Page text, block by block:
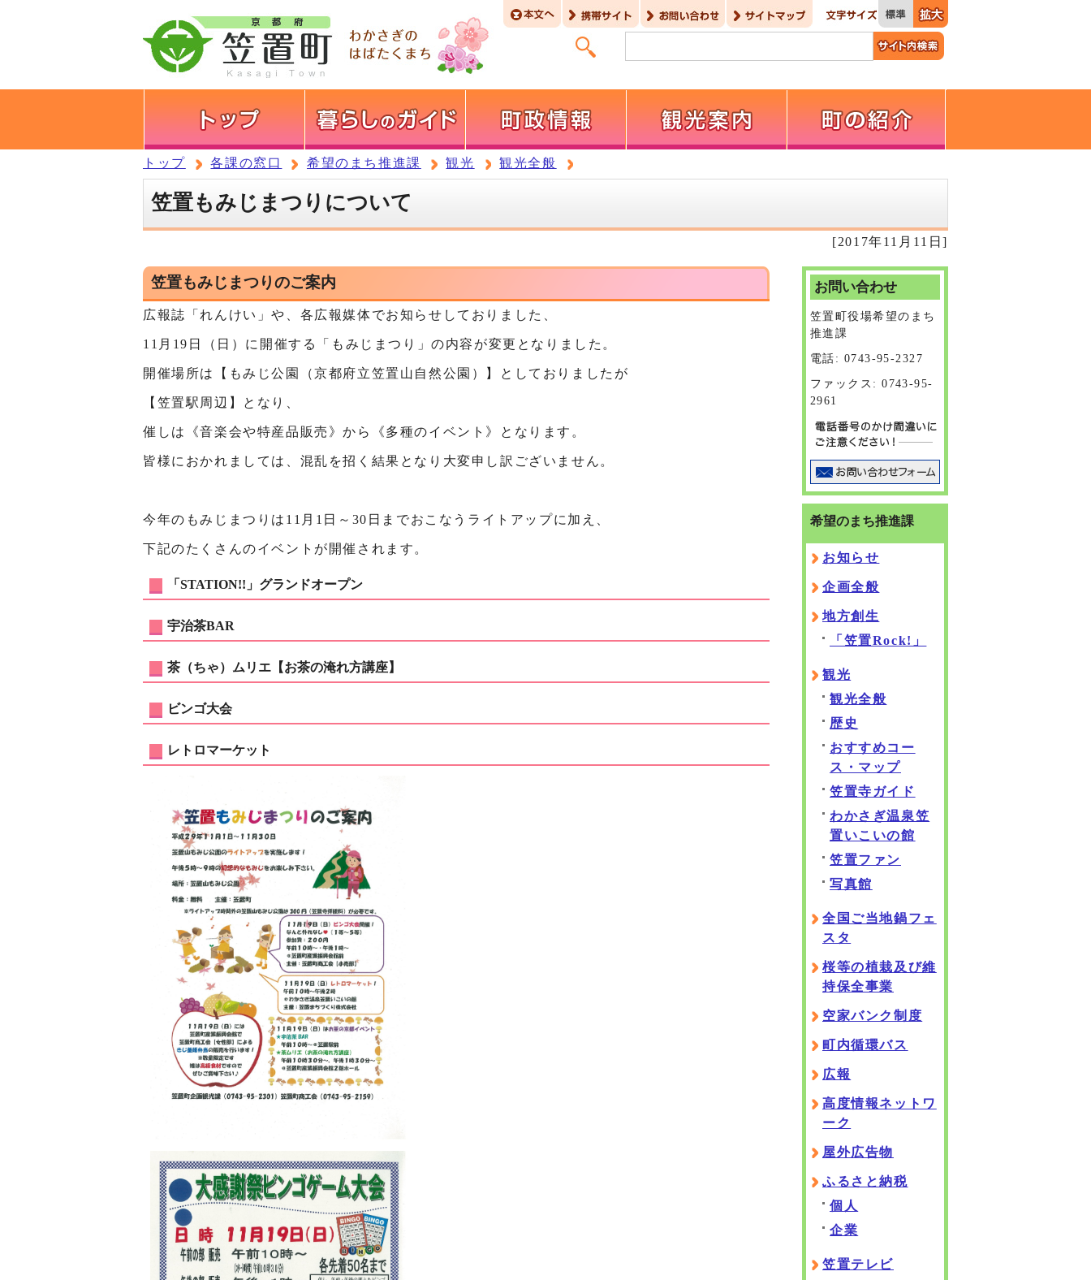
トップ 各課の窓口 希望のまち推進課 観光 観光全般
笠置もみじまつりについて
[2017年11月11日]
笠置もみじまつりのご案内
広報誌「れんけい」や、各広報媒体でお知らせしておりました、
11月19日（日）に開催する「もみじまつり」の内容が変更となりました。
開催場所は【もみじ公園（京都府立笠置山自然公園）】としておりましたが
【笠置駅周辺】となり、
催しは《音楽会や特産品販売》から《多種のイベント》となります。
皆様におかれましては、混乱を招く結果となり大変申し訳ございません。
今年のもみじまつりは11月1日～30日までおこなうライトアップに加え、
下記のたくさんのイベントが開催されます。
「STATION!!」グランドオープン
宇治茶BAR
茶（ちゃ）ムリエ【お茶の淹れ方講座】
ビンゴ大会
レトロマーケット
お問い合わせ
笠置町役場希望のまち
推進課
電話: 0743-95-2327
ファックス: 0743-95-
2961
希望のまち推進課
お知らせ
企画全般
地方創生
「笠置Rock!」
観光
観光全般
歴史
おすすめコー
ス・マップ
笠置寺ガイド
わかさぎ温泉笠
置いこいの館
笠置ファン
写真館
全国ご当地鍋フェ
スタ
桜等の植栽及び維
持保全事業
空家バンク制度
町内循環バス
広報
高度情報ネットワ
ーク
屋外広告物
ふるさと納税
個人
企業
笠置テレビ